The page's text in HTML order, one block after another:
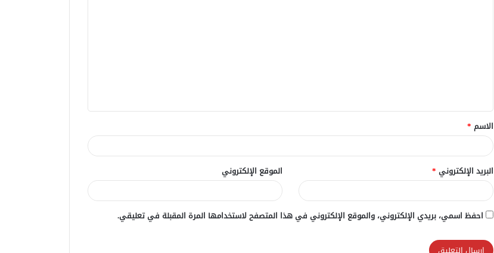
ق
*
الاسم *
البريد الإلكتروني * الموقع الإلكتروني
احفظ اسمي، بريدي الإلكتروني، والموقع الإلكتروني في هذا المتصفح لاستخدامها المرة المقبلة في تعليقي.